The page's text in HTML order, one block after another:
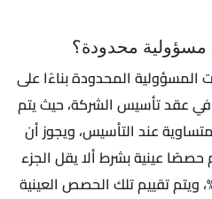
محدودة؟
المحدودة بناءًا على
عقد تأسيس الشركة، حيث يتم
عند التأسيس، ويجوز أن
عينية بشرط ألا يقل الجزء
من رأس المال عن 25%، ويتم تقييم تلك الحصص العينية